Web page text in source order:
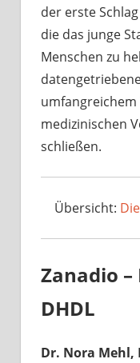
der erste
die das junge
Menschen zu
umfangreichem
medizinischen
schließen.
Übersicht:
Zanadio
DHDL
Dr. Nora Mehl,